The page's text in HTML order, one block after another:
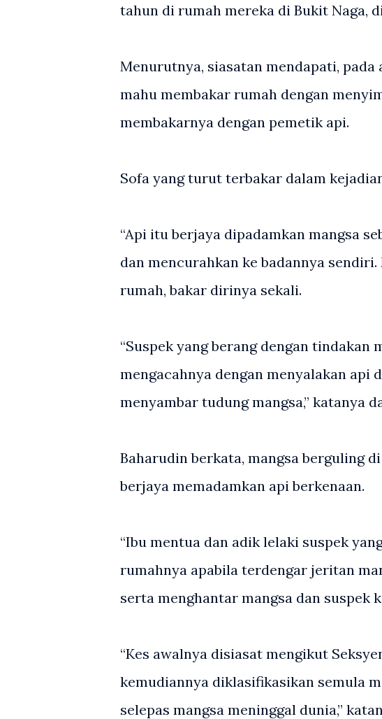
tahun di rumah mereka di Bukit Naga,
Menurutnya, siasatan mendapati,
mahu membakar rumah dengan
membakarnya dengan pemetik api.
Sofa yang turut terbakar dalam
“Api itu berjaya dipadamkan mangsa
dan mencurahkan ke badannya
rumah, bakar dirinya sekali.
“Suspek yang berang dengan tindakan
mengacahnya dengan menyalakan api
menyambar tudung mangsa,” katanya
Baharudin berkata, mangsa berguling
berjaya memadamkan api berkenaan.
“Ibu mentua dan adik lelaki suspek
rumahnya apabila terdengar jeritan
serta menghantar mangsa dan suspek
“Kes awalnya disiasat mengikut
kemudiannya diklasifikasikan semula
selepas mangsa meninggal dunia,”